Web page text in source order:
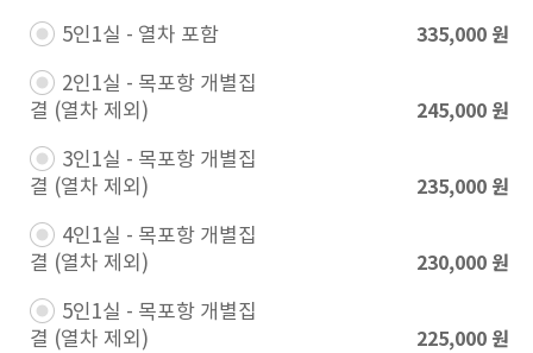
5인1실 - 열차 포함​ 335,000 원
2인1실 - 목포항 개별집
결 (열차 제외)​
245,000 원
3인1실 - 목포항 개별집
결 (열차 제외)​
235,000 원
4인1실 - 목포항 개별집
결 (열차 제외)​
230,000 원
5인1실 - 목포항 개별집
결 (열차 제외)​
225,000 원